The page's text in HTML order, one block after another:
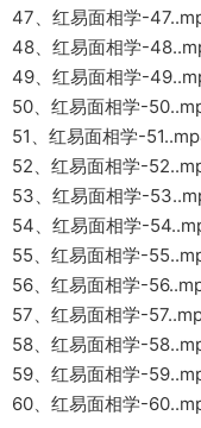
47、红易面相学-
48、红易面相学-
49、红易面相学-
50、红易面相学-
51、红易面相学-
52、红易面相学-
53、红易面相学-
54、红易面相学-
55、红易面相学-
56、红易面相学-
57、红易面相学-
58、红易面相学-
59、红易面相学-
60、红易面相学-